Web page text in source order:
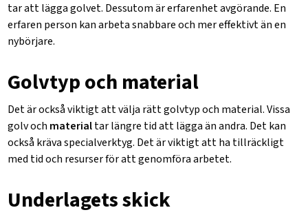
tar att lägga golvet. Dessutom ärerfarenhetavgörande. En
erfaren person kan arbeta snabbare och mer effektivt än en
nybörjare.
Golvtyp och material
Det är också viktigt att välja rättgolvtypoch material. Vissa
golv och materialtar längre tid att lägga än andra. Det kan
också kräva specialverktyg. Det är viktigt att ha tillräckligt
med tid och resurser för att genomföra arbetet.
Underlagets skick